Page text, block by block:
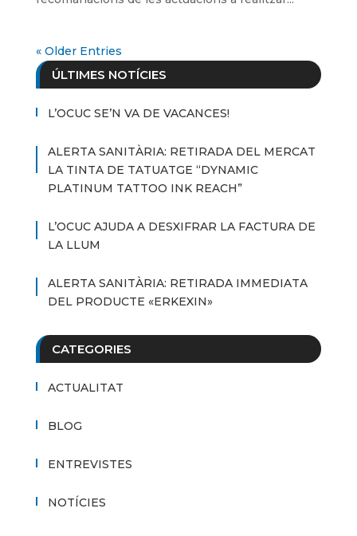
« Older Entries
ÚLTIMES NOTÍCIES
L’OCUC SE’N VA DE VACANCES!
ALERTA SANITÀRIA: RETIRADA DEL MERCAT
LA TINTA DE TATUATGE “DYNAMIC
PLATINUM TATTOO INK REACH”
L’OCUC AJUDA A DESXIFRAR LA FACTURA DE
LA LLUM
ALERTA SANITÀRIA: RETIRADA IMMEDIATA
DEL PRODUCTE «ERKEXIN»
CATEGORIES
ACTUALITAT
BLOG
ENTREVISTES
NOTÍCIES